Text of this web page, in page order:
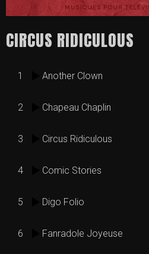
CIRCUS RIDICULOUS
1 Another Clown
2 Chapeau Chaplin
3 Circus Ridiculous
4 Comic Stories
5 Digo Folio
6 Fanradole Joyeuse